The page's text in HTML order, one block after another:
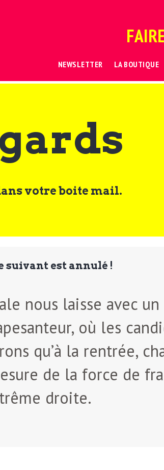
NEWSLETTER LA BOUTIQUE
votre boite mail.
suivant est annulé !
nous laisse avec
où les
qu’à la rentrée,
de la force de
droite.